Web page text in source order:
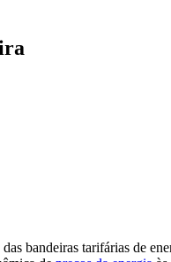
bandeiras tarifárias de